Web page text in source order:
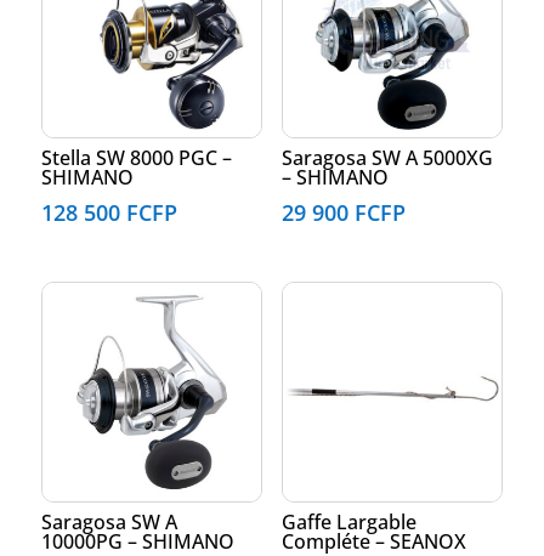
Stella SW 8000 PGC –
SHIMANO
128 500 FCFP
Saragosa SW A 5000XG
– SHIMANO
29 900 FCFP
Saragosa SW A
10000PG – SHIMANO
Gaffe Largable
Compléte – SEANOX